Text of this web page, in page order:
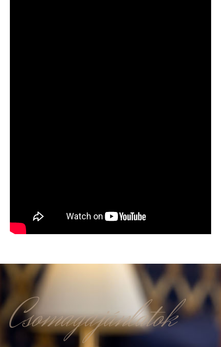
Csomagajánlatok